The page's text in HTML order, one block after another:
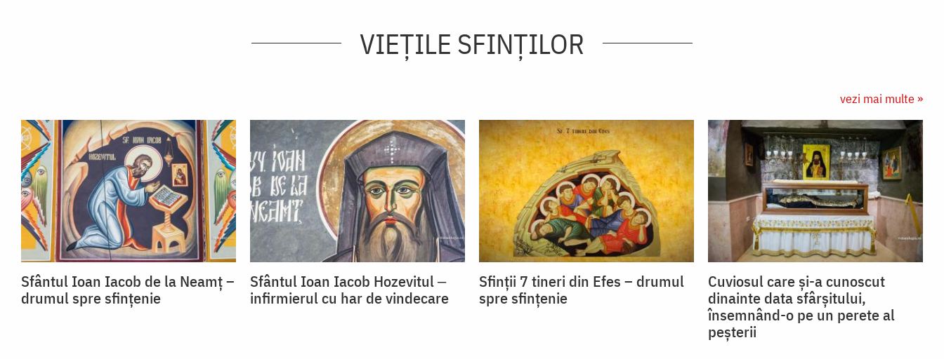
VIEŢILE SFINŢILOR
vezi mai multe »
Sfântul Ioan Iacob de la Neamț –
drumul spre sfințenie
Sfântul Ioan Iacob Hozevitul ‒
infirmierul cu har de vindecare
Sfinții 7 tineri din Efes – drumul
spre sfințenie
Cuviosul care și-a cunoscut
dinainte data sfârșitului,
însemnând-o pe un perete al
peșterii